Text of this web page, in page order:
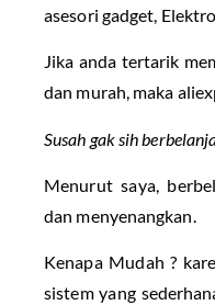
asesori gadget,
Jika anda tertarik
dan murah, maka
Susah gak sih
Menurut saya,
dan menyenangkan.
Kenapa Mudah ?
sistem yang